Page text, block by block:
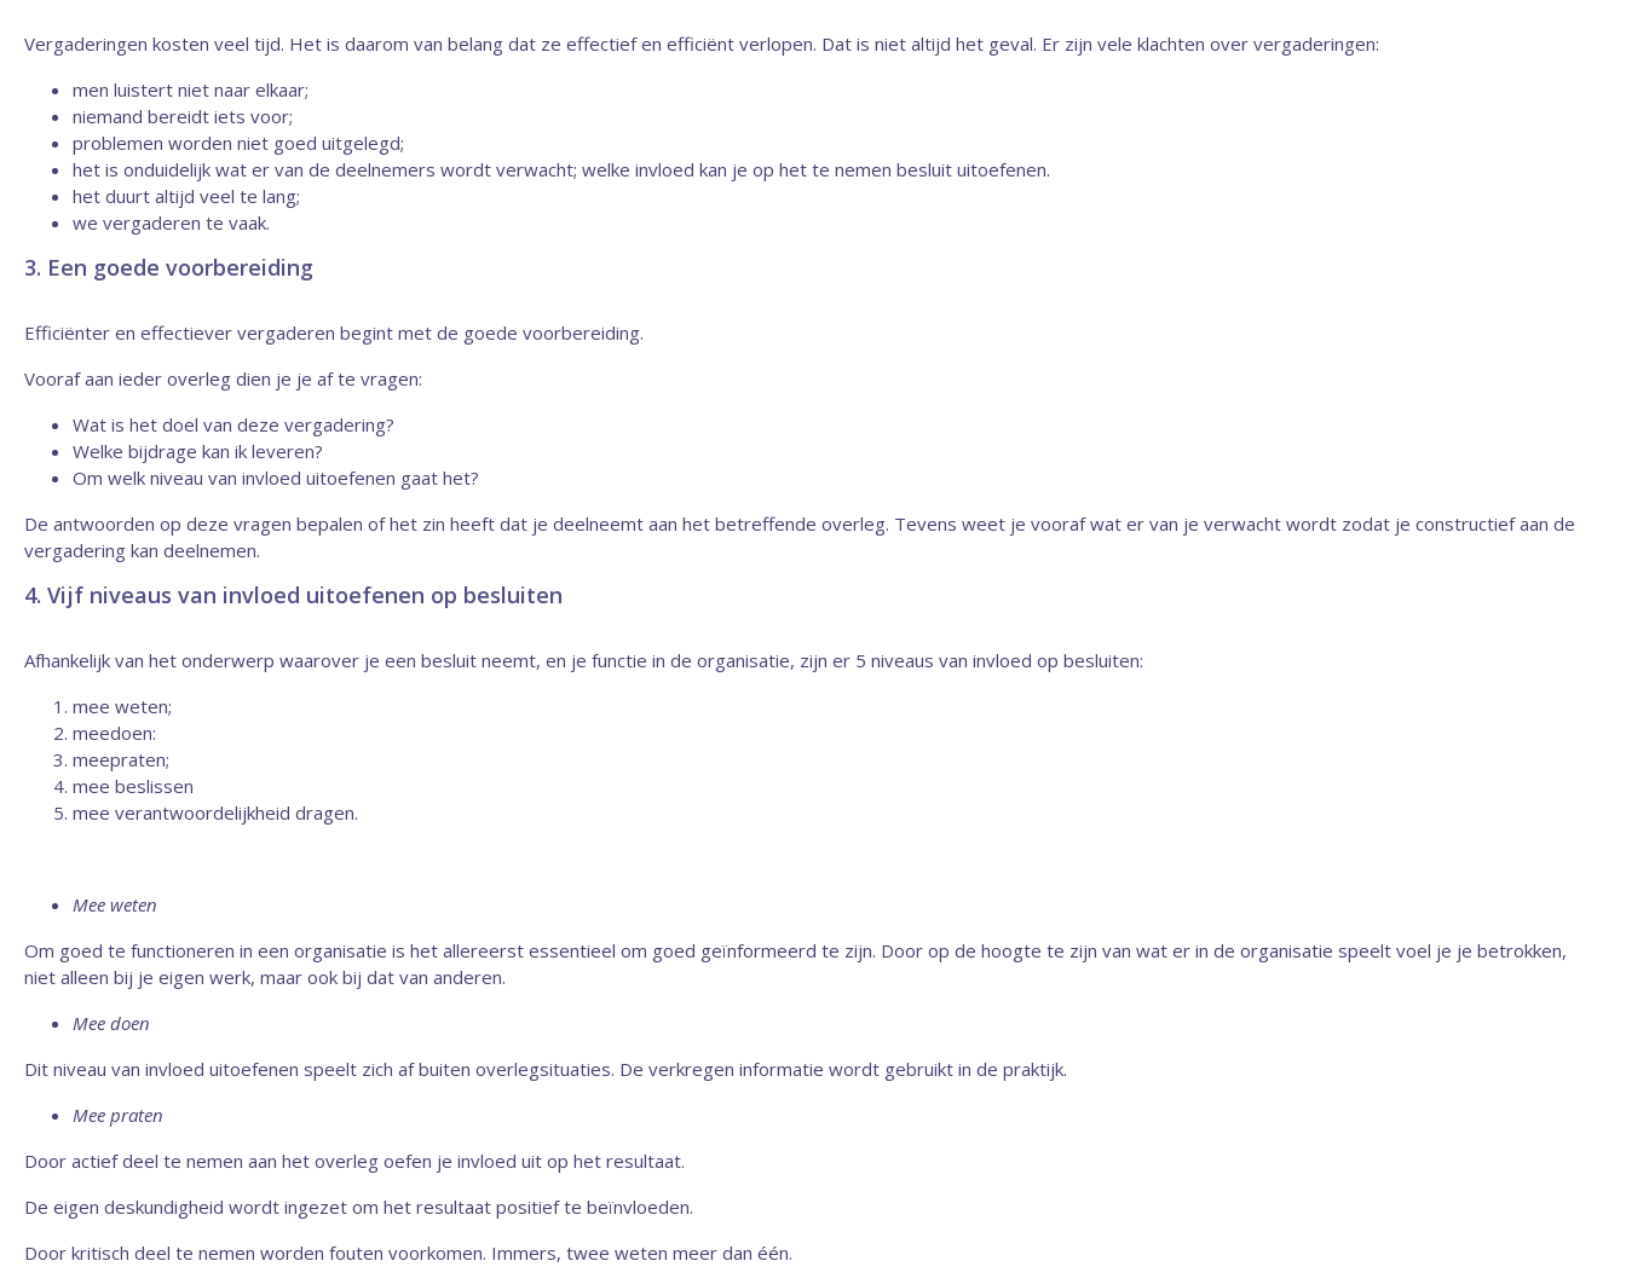
Vergaderingen kosten veel tijd. Het is daarom van belang dat ze effectief en efficiënt verlopen. Dat is niet altijd het geval. Er zijn vele klachten over vergaderingen:
men luistert niet naar elkaar;
niemand bereidt iets voor;
problemen worden niet goed uitgelegd;
het is onduidelijk wat er van de deelnemers wordt verwacht; welke invloed kan je op het te nemen besluit uitoefenen.
het duurt altijd veel te lang;
we vergaderen te vaak.
3. Een goede voorbereiding
Efficiënter en effectiever vergaderen begint met de goede voorbereiding.
Vooraf aan ieder overleg dien je je af te vragen:
Wat is het doel van deze vergadering?
Welke bijdrage kan ik leveren?
Om welk niveau van invloed uitoefenen gaat het?
De antwoorden op deze vragen bepalen of het zin heeft dat je deelneemt aan het betreffende overleg. Tevens weet je vooraf wat er van je verwacht wordt zodat je constructief aan de
vergadering kan deelnemen.
4. Vijf niveaus van invloed uitoefenen op besluiten
Afhankelijk van het onderwerp waarover je een besluit neemt, en je functie in de organisatie, zijn er 5 niveaus van invloed op besluiten:
mee weten;
meedoen:
meepraten;
mee beslissen
mee verantwoordelijkheid dragen.
Mee weten
Om goed te functioneren in een organisatie is het allereerst essentieel om goed geïnformeerd te zijn. Door op de hoogte te zijn van wat er in de organisatie speelt voel je je betrokken,
niet alleen bij je eigen werk, maar ook bij dat van anderen.
Mee doen
Dit niveau van invloed uitoefenen speelt zich af buiten overlegsituaties. De verkregen informatie wordt gebruikt in de praktijk.
Mee praten
Door actief deel te nemen aan het overleg oefen je invloed uit op het resultaat.
De eigen deskundigheid wordt ingezet om het resultaat positief te beïnvloeden.
Door kritisch deel te nemen worden fouten voorkomen. Immers, twee weten meer dan één.